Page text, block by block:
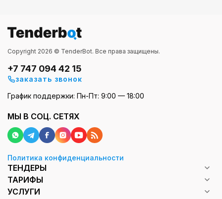
Copyright 2026 © TenderBot. Все права защищены.
+7 747 094 42 15
заказать звонок
График поддержки: Пн-Пт: 9:00 — 18:00
МЫ В СОЦ. СЕТЯХ
Политика конфиденциальности
ТЕНДЕРЫ
ТАРИФЫ
УСЛУГИ